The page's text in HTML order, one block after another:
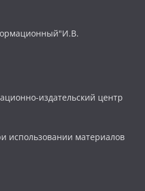
издательский центр
материалов